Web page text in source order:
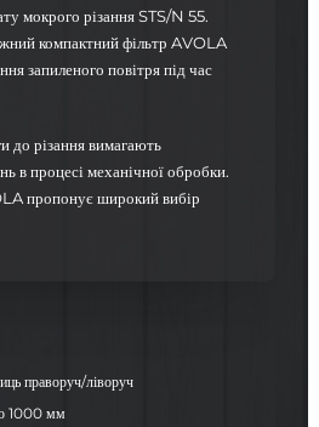
мокрого різання STS/N 55.
компактний фільтр AVOLA
запиленого повітря під час
до різання вимагають
в процесі механічної обробки.
пропонує широкий вибір
праворуч/ліворуч
1000 мм